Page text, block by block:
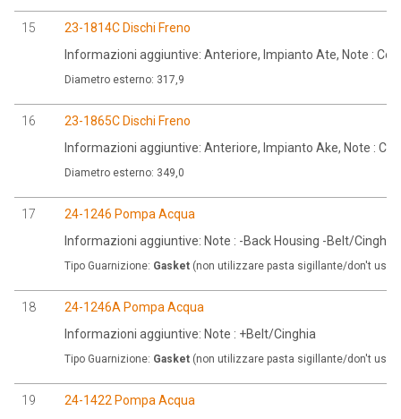
15
23-1814C Dischi Freno
Informazioni aggiuntive: Anteriore, Impianto Ate, Note :
Diametro esterno: 317,9
16
23-1865C Dischi Freno
Informazioni aggiuntive: Anteriore, Impianto Ake, Note :
Diametro esterno: 349,0
17
24-1246 Pompa Acqua
Informazioni aggiuntive: Note : -Back Housing -Belt/Cinghia
Tipo Guarnizione: Gasket (non utilizzare pasta sigillante/don't use
18
24-1246A Pompa Acqua
Informazioni aggiuntive: Note : +Belt/Cinghia
Tipo Guarnizione: Gasket (non utilizzare pasta sigillante/don't use
19
24-1422 Pompa Acqua